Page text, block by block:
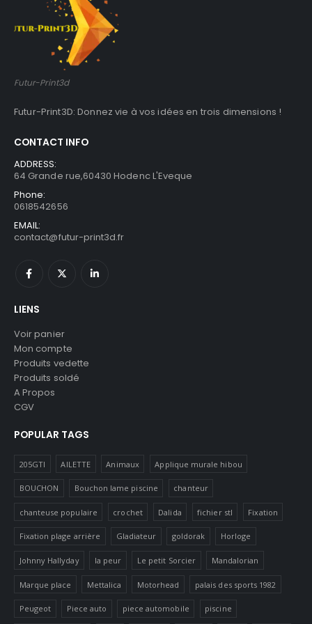
Futur-Print3d
Futur-Print3D: Donnez vie à vos idées en trois dimensions !
CONTACT INFO
ADDRESS:
64 Grande rue,60430 Hodenc L'Eveque
Phone:
0618542656
EMAIL:
contact@futur-print3d.fr
LIENS
Voir panier
Mon compte
Produits vedette
Produits soldé
A Propos
CGV
POPULAR TAGS
205GTI AILETTE Animaux Applique murale hibou
BOUCHON Bouchon lame piscine chanteur
chanteuse populaire crochet Dalida fichier stl Fixation
Fixation plage arrière Gladiateur goldorak Horloge
Johnny Hallyday la peur Le petit Sorcier Mandalorian
Marque place Mettalica Motorhead palais des sports 1982
Peugeot Piece auto piece automobile piscine